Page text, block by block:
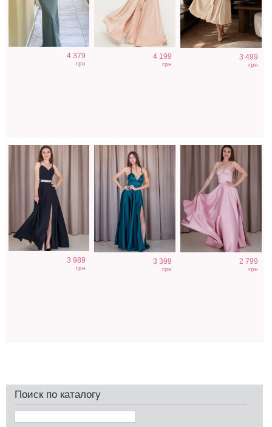
4 379
грн
4 199
грн
3 499
грн
Вечернее черное
платье в пол
3 989
грн
Нарядное
атласное платье
изумрудного
3 399
грн
Вечернее платье
макси с разрезом
2 799
грн
Поиск по каталогу